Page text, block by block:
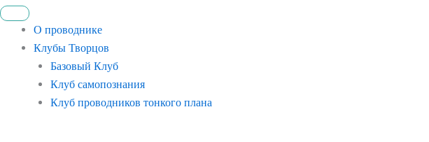
О проводнике
Клубы Творцов
Базовый Клуб
Клуб самопознания
Клуб проводников тонкого плана